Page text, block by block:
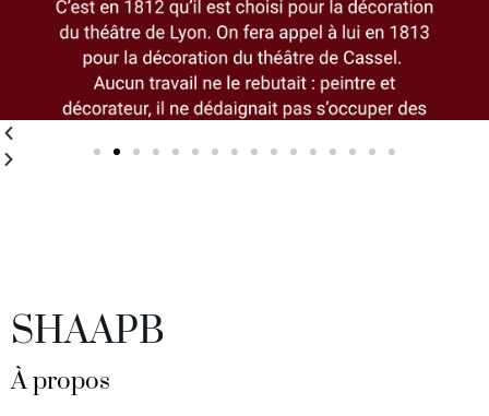
SHAAPB
À propos